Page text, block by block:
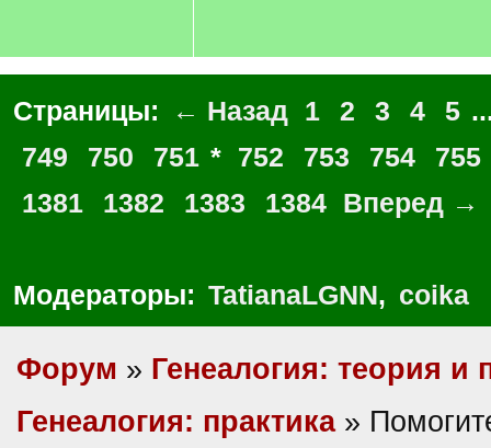
Страницы: ← Назад 1 2 3 4 5
749
750 751 * 752 753 754 755
1381
1382 1383 1384 Вперед →
Модераторы: TatianaLGNN, coika
Форум » Генеалогия: теория и
Генеалогия: практика»